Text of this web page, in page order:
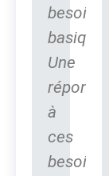
besoins
basiques.
Une
réponse
à
ces
besoins